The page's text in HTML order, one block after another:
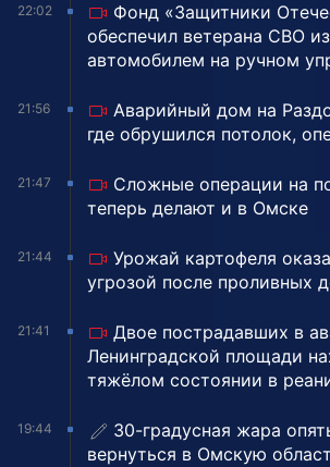
22:02
Фонд «Защитники
обеспечил ветерана СВО
автомобилем на ручном
21:56
Аварийный дом на
где обрушился потолок,
21:47
Сложные операции на
теперь делают и в Омске
21:44
Урожай картофеля
угрозой после проливных
21:41
Двое пострадавших в
Ленинградской площади
тяжёлом состоянии в
19:44
30-градусная жара
вернуться в Омскую